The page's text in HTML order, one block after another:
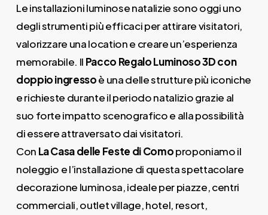
Le installazioni luminose natalizie sono oggi uno
degli strumenti più efficaci per attirare visitatori,
valorizzare una location e creare un’esperienza
memorabile. Il Pacco Regalo Luminoso 3D con
doppio ingressoè una delle strutture più iconiche
e richieste durante il periodo natalizio grazie al
suo forte impatto scenografico e alla possibilità
di essere attraversato dai visitatori.
Con La Casa delle Feste di Comoproponiamo il
noleggio e l’installazione di questa spettacolare
decorazione luminosa, ideale per piazze, centri
commerciali, outlet village, hotel, resort,